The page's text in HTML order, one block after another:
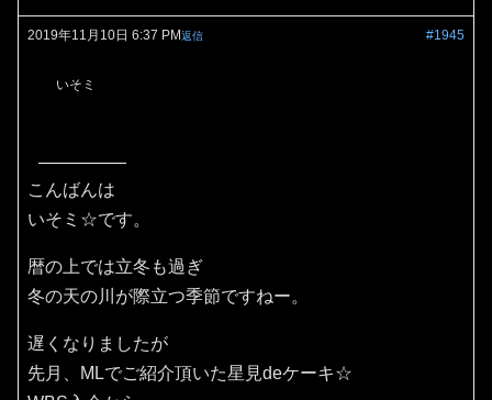
2019年11月10日 6:37 PM #1945
返信
いそミ
こんばんは
いそミ☆です。
暦の上では立冬も過ぎ
冬の天の川が際立つ季節ですねー。
遅くなりましたが
先月、MLでご紹介頂いた星見deケーキ☆